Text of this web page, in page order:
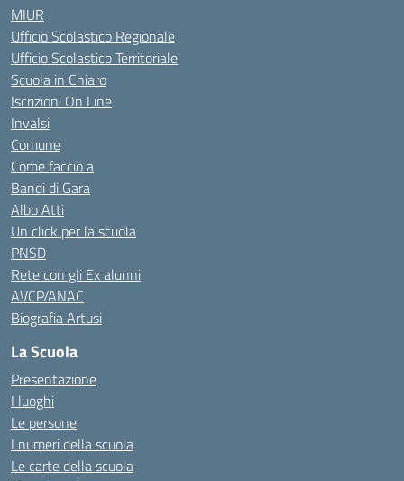
MIUR
Ufficio Scolastico Regionale
Ufficio Scolastico Territoriale
Scuola in Chiaro
Iscrizioni On Line
Invalsi
Comune
Come faccio a
Bandi di Gara
Albo Atti
Un click per la scuola
PNSD
Rete con gli Ex alunni
AVCP/ANAC
Biografia Artusi
La Scuola
Presentazione
I luoghi
Le persone
I numeri della scuola
Le carte della scuola